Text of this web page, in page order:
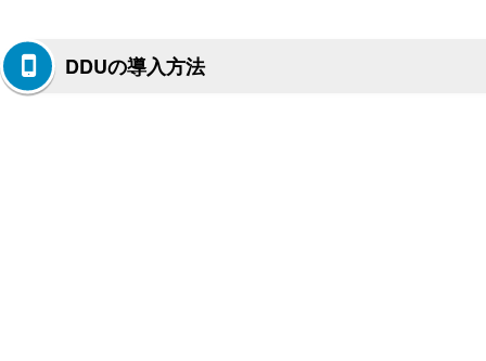
DDUの導入方法